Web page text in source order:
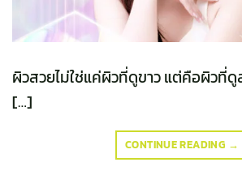
ผิวสวยไม่ใช่แค่ผิวที่ดูขาว แต่คือผิวที่
[…]
CONTINUE READING →